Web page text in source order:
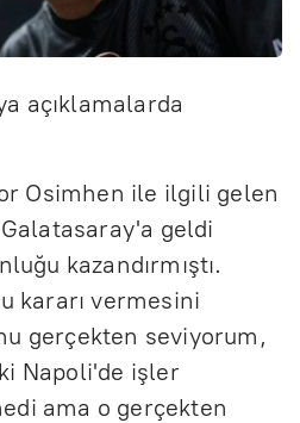
açıklamalarda
Osimhen ile ilgili gelen
Galatasaray'a geldi
kazandırmıştı.
kararı vermesini
gerçekten seviyorum,
Napoli'de işler
ama o gerçekten